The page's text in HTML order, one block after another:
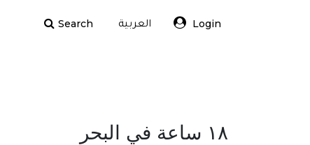
Search العربية Login
١٨ ساعة في البحر